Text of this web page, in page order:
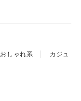
おしゃれ系 カジュ